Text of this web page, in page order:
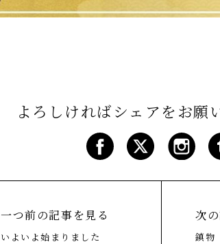
よろしければシェアをお願
一つ前の記事を見る
いよいよ始まりました
次
鎮物